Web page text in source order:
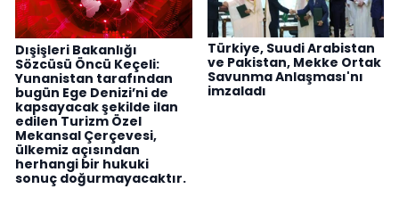
Dışişleri Bakanlığı
Sözcüsü Öncü Keçeli:
Yunanistan tarafından
bugün Ege Denizi’ni de
kapsayacak şekilde ilan
edilen Turizm Özel
Mekansal Çerçevesi,
ülkemiz açısından
herhangi bir hukuki
sonuç doğurmayacaktır.
Türkiye, Suudi Arabistan
ve Pakistan, Mekke Ortak
Savunma Anlaşması'nı
imzaladı